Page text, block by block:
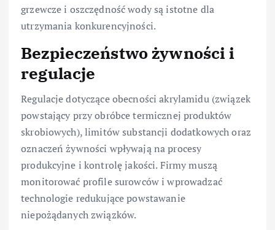
grzewcze i oszczędność wody są istotne dla
utrzymania konkurencyjności.
Bezpieczeństwo żywności i
regulacje
Regulacje dotyczące obecności akrylamidu (związek
powstający przy obróbce termicznej produktów
skrobiowych), limitów substancji dodatkowych oraz
oznaczeń żywności wpływają na procesy
produkcyjne i kontrolę jakości. Firmy muszą
monitorować profile surowców i wprowadzać
technologie redukujące powstawanie
niepożądanych związków.